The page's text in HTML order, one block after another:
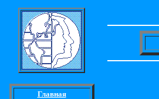
Главная